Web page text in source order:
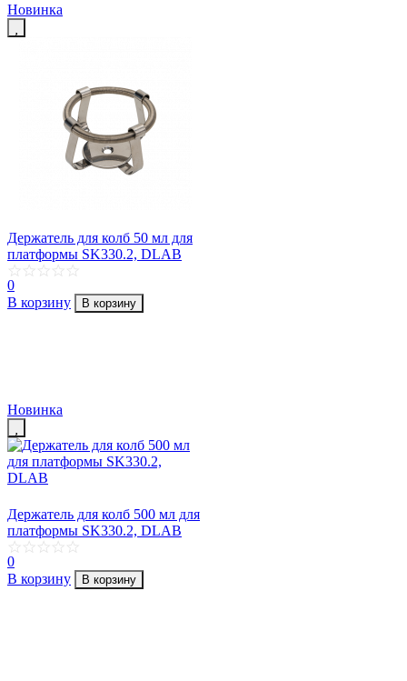
Новинка
Держатель для колб 50 мл для
платформы SK330.2, DLAB
0
В корзину
В корзину
Новинка
Держатель для колб 500 мл для
платформы SK330.2, DLAB
0
В корзину
В корзину